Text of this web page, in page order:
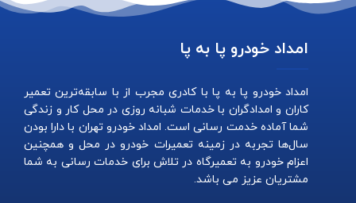
امداد خودرو پا به پا
امداد خودرو پا به پا با کادری مجرب از با سابقه‌ترین تعمیر
کاران و امدادگران با خدمات شبانه روزی در محل کار و زندگی
شما آماده خدمت رسانی است. امداد خودرو تهران با دارا بودن
سال‌ها تجربه در زمینه تعمیرات خودرو در محل و همچنین
اعزام خودرو به تعمیرگاه در تلاش برای خدمات رسانی به شما
مشتریان عزیز می باشد.